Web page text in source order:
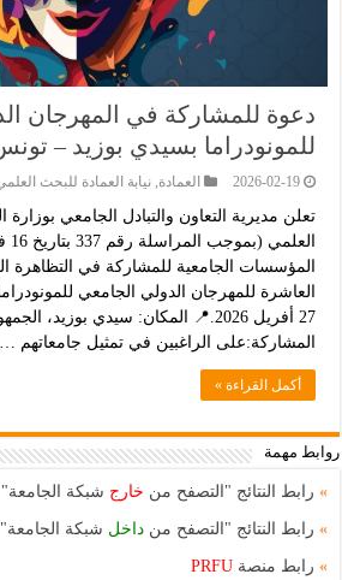
دعوة للمشاركة في المهرجان
للمونودراما بسيدي بوزيد –
2026-02-19 العمادة,نيابة العمادة للبحث
تعلن مديرية التعاون والتبادل الجامعي بوزارة
المؤسسات الجامعية للمشاركة في التظاهرة
27 أفريل 2026.📍 المكان: سيدي
المشاركة:على الراغبين في تمثيل جامعاتهم …
أكمل القراءة »
روابط مهمة
» رابط النتائج "التصفح من خارج شبكة الجامعة"
» رابط النتائج "التصفح منداخل شبكة الجامعة"
» رابط منصةPRFU